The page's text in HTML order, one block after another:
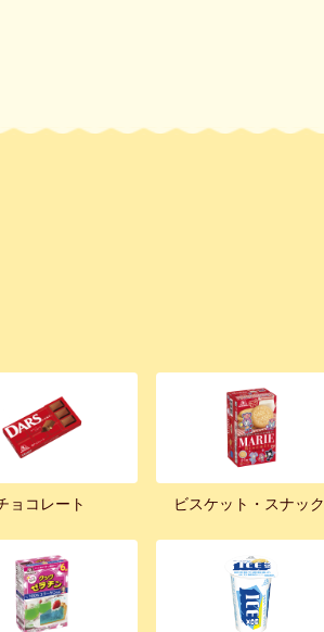
ョコレート ビスケット・スナック